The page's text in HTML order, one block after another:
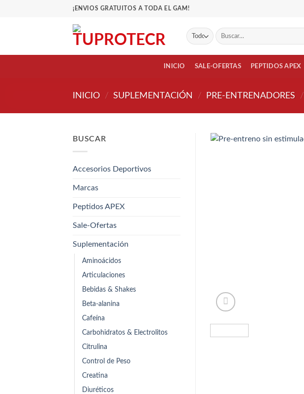
¡ENVIOS GRATUITOS A TODA EL GAM!
Buscar
por:
INICIO SALE-OFERTAS PEPTIDOS APEX
INICIO / SUPLEMENTACIÓN / PRE-ENTRENADORES /
BUSCAR
Accesorios Deportivos
Marcas
Peptidos APEX
Sale-Ofertas
Suplementación
Aminoácidos
Articulaciones
Bebidas & Shakes
Beta-alanina
Cafeína
Carbohidratos & Electrolitos
Citrulina
Control de Peso
Creatina
Diuréticos